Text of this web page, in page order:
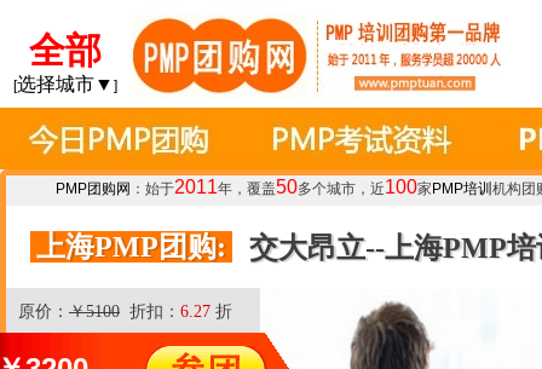
全部
[选择城市▼ ]
PMP团购网 ：始于2011年，覆盖50多个城市，近100家 PMP培训 机构团
上海PMP团购: 交大昂立--上海PMP
原价： ￥5100 折扣： 6.27 折